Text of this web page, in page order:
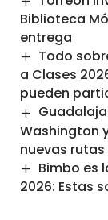
Biblioteca
entrega
Todo
a Clases
pueden
Washington
nuevas
Bimbo es
2026: Estas